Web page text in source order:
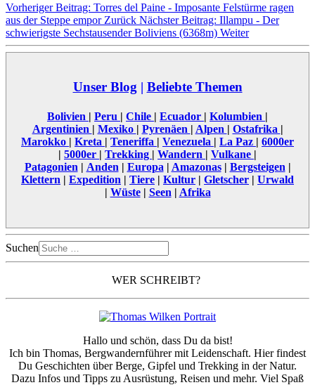
Vorheriger Beitrag: Torres del Paine - Imposante Felstürme ragen
aus der Steppe empor Zurück Nächster Beitrag: Illampu - Der
schwierigste Sechstausender Boliviens (6368m) Weiter
Unser Blog| Beliebte Themen
Bolivien | Peru | Chile | Ecuador | Kolumbien |
Argentinien | Mexiko | Pyrenäen | Alpen | Ostafrika |
Marokko | Kreta | Teneriffa | Venezuela | La Paz | 6000er
| 5000er | Trekking | Wandern | Vulkane |
Patagonien | Anden | Europa | Amazonas| Bergsteigen |
Klettern | Expedition | Tiere | Kultur | Gletscher | Urwald
| Wüste| Seen | Afrika
Suchen
WER SCHREIBT?
Hallo und schön, dass Du da bist!
Ich bin Thomas, Bergwandernführer mit Leidenschaft. Hier findest
Du Geschichten über Berge, Gipfel und Trekking in der Natur.
Dazu Infos und Tipps zu Ausrüstung, Reisen und mehr. Viel Spaß